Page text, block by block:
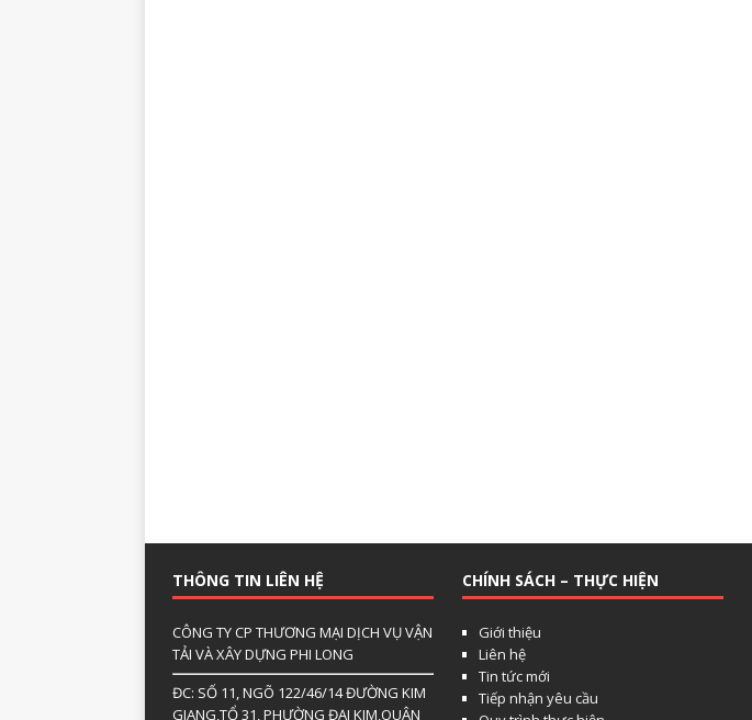
THÔNG TIN LIÊN HỆ
CÔNG TY CP THƯƠNG MẠI DỊCH VỤ VẬN
TẢI VÀ XÂY DỰNG PHI LONG
ĐC: SỐ 11, NGÕ 122/46/14 ĐƯỜNG KIM
GIANG,TỔ 31, PHƯỜNG ĐẠI KIM,QUẬN
CHÍNH SÁCH – THỰC HIỆN
Giới thiệu
Liên hệ
Tin tức mới
Tiếp nhận yêu cầu